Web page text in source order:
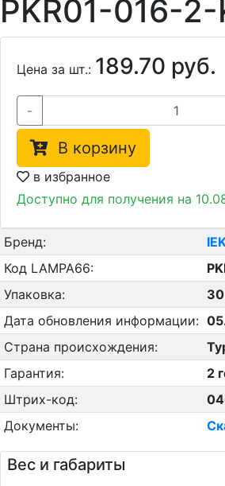
PKR01-016-
Цена за шт.: 189.70 руб.
-
В корзину
в избранное
Доступно для получения на
Бренд:
Код LAMPA66:
Упаковка:
Дата обновления информации:
Страна происхождения:
Гарантия:
2
Штрих-код:
Документы:
Вес и габариты